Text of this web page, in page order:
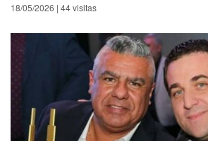
18/05/2026 | 44 visitas